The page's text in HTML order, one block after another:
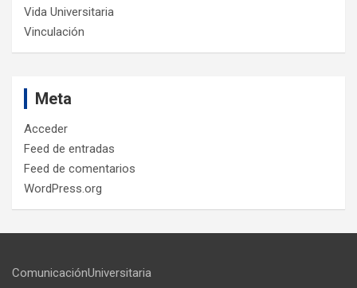
Vida Universitaria
Vinculación
Meta
Acceder
Feed de entradas
Feed de comentarios
WordPress.org
ComunicaciónUniversitaria